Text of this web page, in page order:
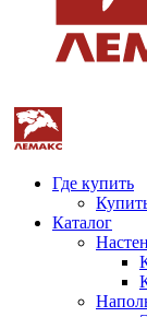
Где купить
Каталог